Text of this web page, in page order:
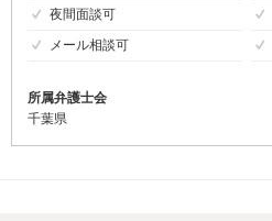
夜間面談可
メール相談可
所属弁護士会
千葉県